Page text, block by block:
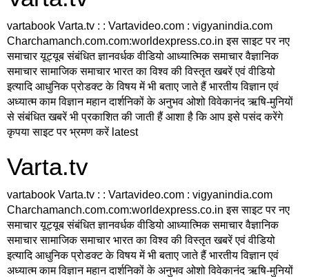
vartabook Varta.tv : : Vartavideo.com : vigyanindia.com
Charchamanch.com.com:worldexpress.co.in इस साइट पर नए
समाचार यूट्यूब संबंधित ज्ञानवर्धक वीडियो आध्यात्मिक समाचार वैज्ञानिक
समाचार सामाजिक समाचार भारत का विश्व की विस्तृत खबरें एवं वीडियो
इत्यादि आधुनिक प्रोडक्ट के विषय में भी बताए जाते हैं भारतीय विज्ञान एवं
अध्यात्म काम विज्ञान महान दार्शनिकों के अनुभव ओशो विवेकानंद ऋषि-मुनियों
से संबंधित खबरें भी प्रकाशित की जाती हैं आशा है कि आप इसे पसंद करेंगे
कृपया साइट पर भ्रमण करें latest
Varta.tv
vartabook Varta.tv : : Vartavideo.com : vigyanindia.com
Charchamanch.com.com:worldexpress.co.in इस साइट पर नए
समाचार यूट्यूब संबंधित ज्ञानवर्धक वीडियो आध्यात्मिक समाचार वैज्ञानिक
समाचार सामाजिक समाचार भारत का विश्व की विस्तृत खबरें एवं वीडियो
इत्यादि आधुनिक प्रोडक्ट के विषय में भी बताए जाते हैं भारतीय विज्ञान एवं
अध्यात्म काम विज्ञान महान दार्शनिकों के अनुभव ओशो विवेकानंद ऋषि-मुनियों